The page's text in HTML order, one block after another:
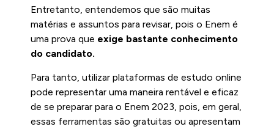
Entretanto, entendemos que são muitas
matérias e assuntos para revisar, pois o Enem é
uma prova que exige bastante conhecimento
do candidato.
Para tanto, utilizar plataformas de estudo online
pode representar uma maneira rentável e eficaz
de se preparar para o Enem 2023, pois, em geral,
essas ferramentas são gratuitas ou apresentam